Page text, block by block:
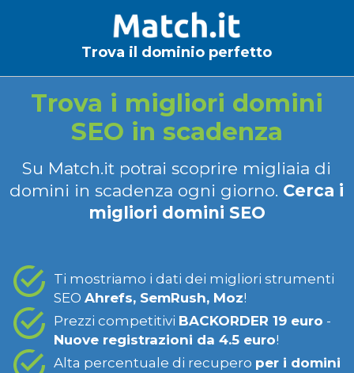
Trova il dominio perfetto
Trova i migliori domini
SEO in scadenza
Su Match.it potrai scoprire migliaia di
domini in scadenza ogni giorno. Cerca i
migliori domini SEO
Ti mostriamo i dati dei migliori strumenti
SEO Ahrefs, SemRush, Moz!
Prezzi competitivi BACKORDER 19 euro -
Nuove registrazioni da 4.5 euro!
Alta percentuale di recupero per i domini